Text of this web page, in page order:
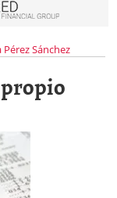
Pérez Sánchez